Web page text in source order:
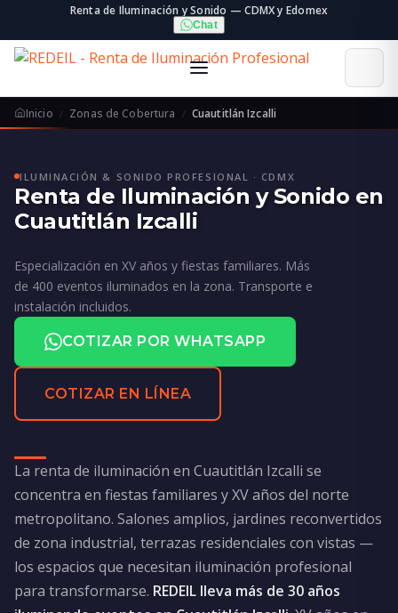
Renta de Iluminación y Sonido — CDMX y Edomex
Chat
Inicio Zonas de Cobertura Cuautitlán Izcalli
ILUMINACIÓN & SONIDO PROFESIONAL · CDMX
Renta de Iluminación y Sonido en
Cuautitlán Izcalli
Especialización en XV años y fiestas familiares. Más
de 400 eventos iluminados en la zona. Transporte e
instalación incluidos.
COTIZAR POR WHATSAPP
COTIZAR EN LÍNEA
La renta de iluminación en Cuautitlán Izcalli se
concentra en fiestas familiares y XV años del norte
metropolitano. Salones amplios, jardines reconvertidos
de zona industrial, terrazas residenciales con vistas —
los espacios que necesitan iluminación profesional
para transformarse. REDEIL lleva más de 30 años